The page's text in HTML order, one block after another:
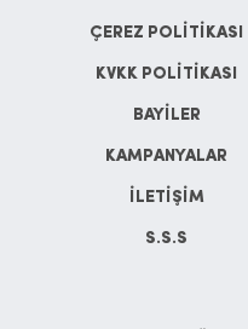
ÇEREZ POLİTİKASI
KVKK POLİTİKASI
BAYİLER
KAMPANYALAR
İLETİŞİM
S.S.S